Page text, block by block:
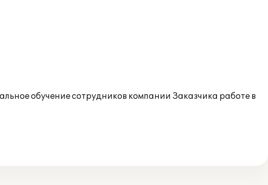
обучение сотрудников компании Заказчика работе в